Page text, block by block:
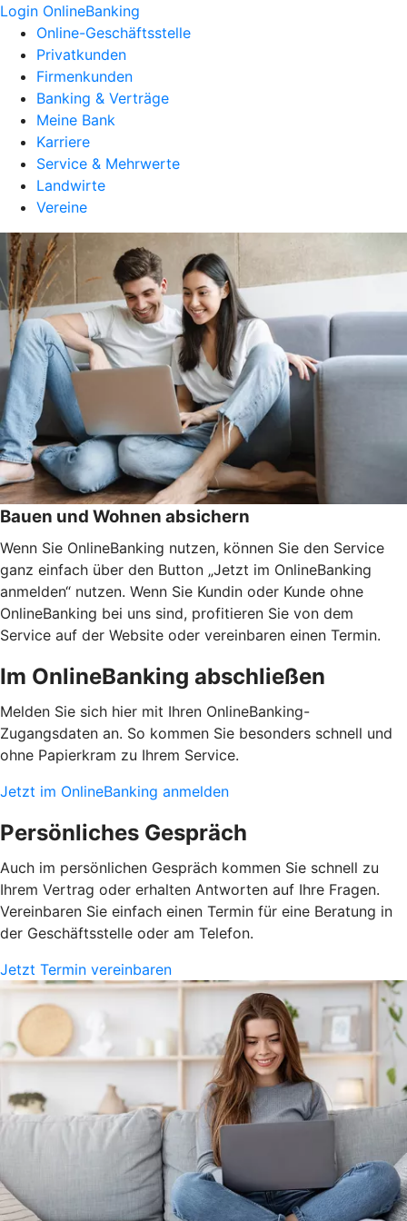
Login OnlineBanking
Online-Geschäftsstelle
Privatkunden
Firmenkunden
Banking & Verträge
Meine Bank
Karriere
Service & Mehrwerte
Landwirte
Vereine
Bauen und Wohnen absichern
Wenn Sie OnlineBanking nutzen, können Sie den Service
ganz einfach über den Button „Jetzt im OnlineBanking
anmelden“ nutzen. Wenn Sie Kundin oder Kunde ohne
OnlineBanking bei uns sind, profitieren Sie von dem
Service auf der Website oder vereinbaren einen Termin.
Im OnlineBanking abschließen
Melden Sie sich hier mit Ihren OnlineBanking-
Zugangsdaten an. So kommen Sie besonders schnell und
ohne Papierkram zu Ihrem Service.
Jetzt im OnlineBanking anmelden
Persönliches Gespräch
Auch im persönlichen Gespräch kommen Sie schnell zu
Ihrem Vertrag oder erhalten Antworten auf Ihre Fragen.
Vereinbaren Sie einfach einen Termin für eine Beratung in
der Geschäftsstelle oder am Telefon.
Jetzt Termin vereinbaren